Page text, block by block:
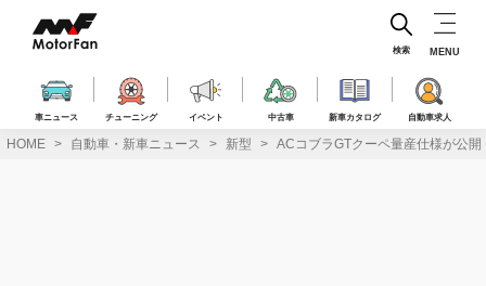
ス
車ニュース チューニング イベント 中古車 新車カタログ 自動車求人
検索 MENU
HOME 自動車・新車ニュース 新型 ACコブラGTクーペ量産仕様が公